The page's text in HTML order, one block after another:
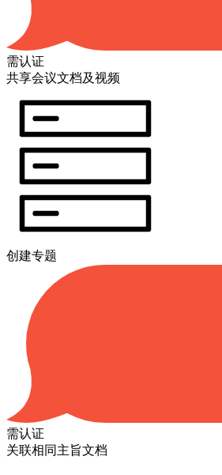
需认证
共享会议文档及视频
创建专题
需认证
关联相同主旨文档